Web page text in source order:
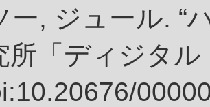
ー, ジュール. “
所「ディジタ